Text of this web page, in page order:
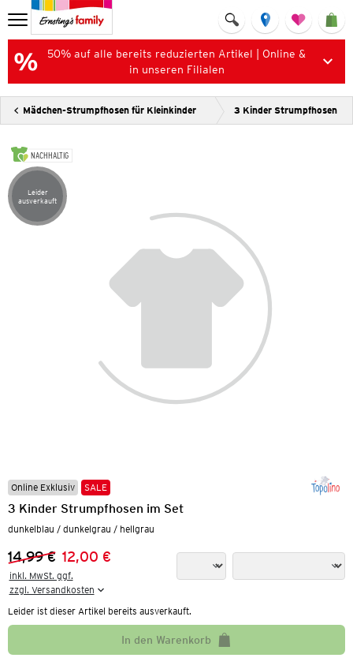
50% auf alle bereits reduzierten Artikel | Online &
in unseren Filialen
Mädchen-Strumpfhosen für Kleinkinder 3 Kinder Strumpfhosen
NACHHALTIG
Artikel leider ausverkauft
Leider
ausverkauft
Online Exklusiv SALE
3 Kinder Strumpfhosen im Set
dunkelblau / dunkelgrau / hellgrau
Vorheriger Preis:
14,99 €
Neuer Preis:
12,00 €
inkl. MwSt. ggf.
zzgl. Versandkosten
Leider ist dieser Artikel bereits ausverkauft.
In den Warenkorb